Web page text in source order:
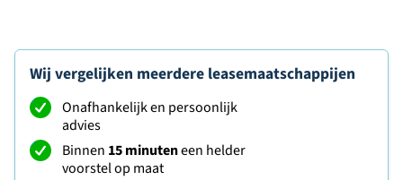
Wij vergelijken meerdere leasemaatschappijen
Onafhankelijk en persoonlijk
advies
Binnen 15 minuteneen helder
voorstel op maat